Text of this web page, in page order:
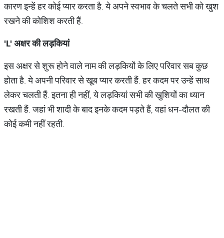
कारण इन्हें हर कोई प्यार करता है. ये अपने स्वभाव के चलते सभी को खुश
रखने की कोशिश करती हैं.
'L'अक्षर की लड़कियां
इस अक्षर से शुरू होने वाले नाम की लड़कियों के लिए परिवार सब कुछ
होता है. ये अपनी परिवार से खूब प्यार करती हैं. हर कदम पर उन्हें साथ
लेकर चलती हैं. इतना ही नहीं, ये लड़कियां सभी की खुशियों का ध्यान
रखती हैं. जहां भी शादी के बाद इनके कदम पड़ते हैं, वहां धन-दौलत की
कोई कमी नहीं रहती.